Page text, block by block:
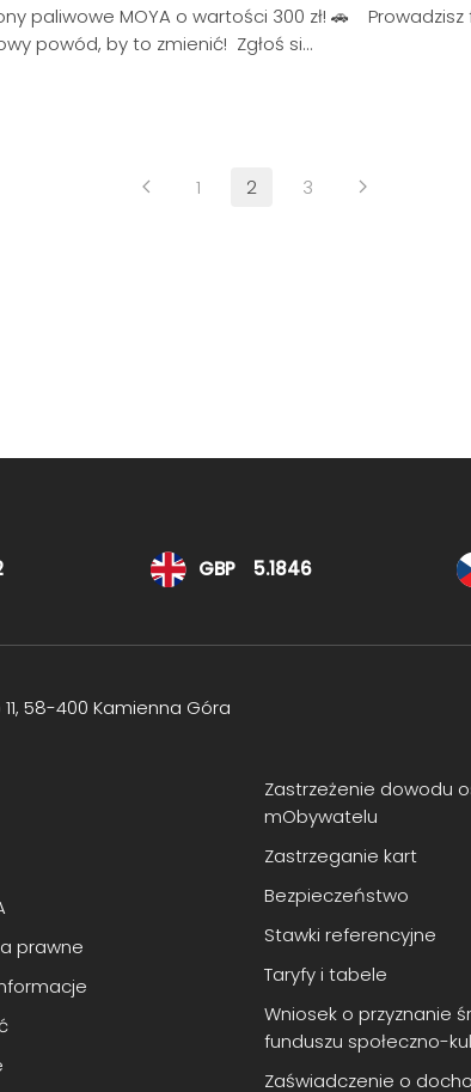
paliwowe MOYA o wartości 300 zł! 🚗
powód, by to zmienić! Zgłoś si…
1 2 3
GBP 5.1846
58-400 Kamienna Góra
prawne
Zastrzeżenie dowodu
mObywatelu
Zastrzeganie kart
Bezpieczeństwo
Stawki referencyjne
Taryfy i tabele
Wniosek o przyznanie
funduszu społeczno-
Zaświadczenie o